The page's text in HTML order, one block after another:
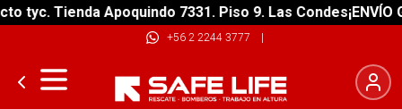
tyc. Tienda Apoquindo 7331. Piso 9. Las Condes¡ENVÍO
+56 2 2244 3777 |